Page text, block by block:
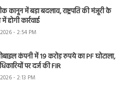
कानून में बड़ा बदलाव, राष्ट्रपति की मंजूरी के
होगी कार्रवाई
- 2:54 PM
कंपनी में 19 करोड़ रुपये का PF घोटाला,
पर दर्ज की FIR
- 2:13 PM